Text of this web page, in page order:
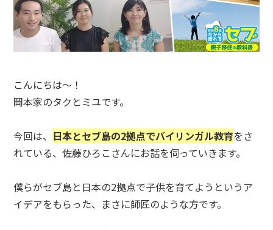
こんにちは～！
岡本家のタクとミユです。
今回は、 日本とセブ島の2拠点でバイリンガル教育をさ
れている、佐藤ひろこさんにお話を伺っていきます。
僕らがセブ島と日本の2拠点で子供を育てようというア
イデアをもらった、まさに師匠のような方です。